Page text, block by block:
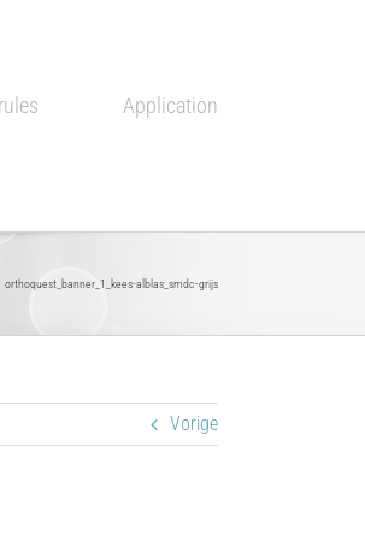
Application
orthoquest_banner_1_kees-alblas_smdc-grijs
Vorige